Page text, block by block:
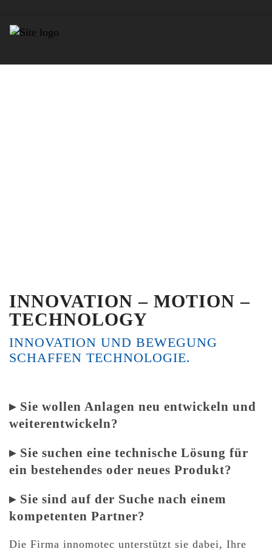
INNOVATION – MOTION –
TECHNOLOGY
INNOVATION UND BEWEGUNG
SCHAFFEN TECHNOLOGIE.
▸ Sie wollen Anlagen neu entwickeln und
weiterentwickeln?
▸ Sie suchen eine technische Lösung für
ein bestehendes oder neues Produkt?
▸ Sie sind auf der Suche nach einem
kompetenten Partner?
Die Firma innomotec unterstützt sie dabei, Ihre